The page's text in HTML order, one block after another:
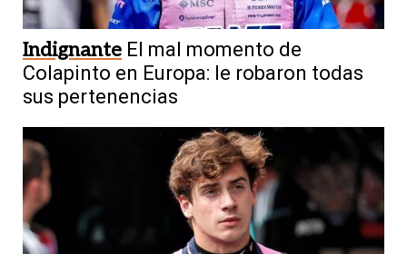
Indignante El mal momento de
Colapinto en Europa: le robaron todas
sus pertenencias